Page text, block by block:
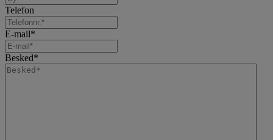
Telefon
E-mail*
Besked*